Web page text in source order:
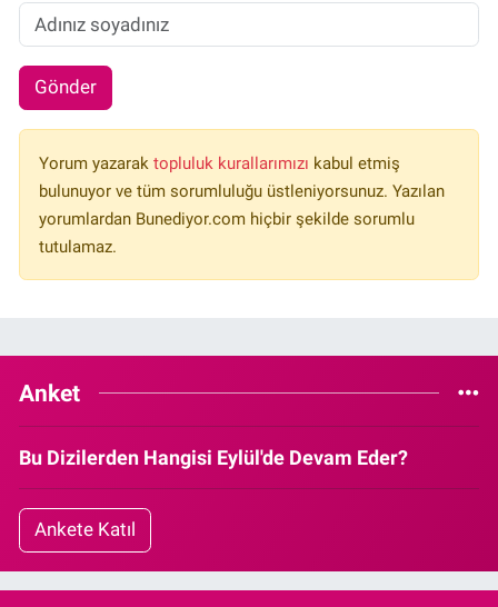
Gönder
Yorum yazarak topluluk kurallarımızı kabul etmiş
bulunuyor ve tüm sorumluluğu üstleniyorsunuz. Yazılan
yorumlardan Bunediyor.com hiçbir şekilde sorumlu
tutulamaz.
Anket
Bu Dizilerden Hangisi Eylül'de Devam Eder?
Ankete Katıl